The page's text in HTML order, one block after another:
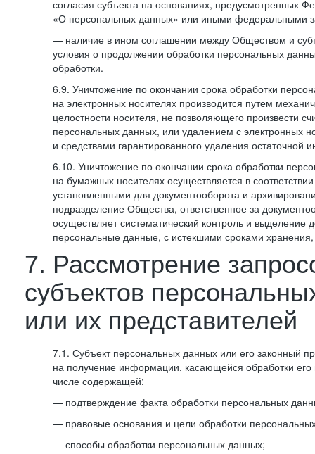
согласия субъекта на основаниях, предусмотренных
«О персональных данных» или иными федеральными
— наличие в ином соглашении между Обществом и
условия о продолжении обработки персональных
обработки.
6.9. Уничтожение по окончании срока обработки
на электронных носителях производится путем
целостности носителя, не позволяющего произвести
персональных данных, или удалением с электронных
и средствами гарантированного удаления остаточной
6.10. Уничтожение по окончании срока обработки
на бумажных носителях осуществляется в
установленными для документооборота и
подразделение Общества, ответственное за
осуществляет систематический контроль и выделение
персональные данные, с истекшими сроками
7. Рассмотрение
субъектов
или их представителей
7.1. Субъект персональных данных или его законный
на получение информации, касающейся обработки
числе содержащей:
— подтверждение факта обработки персональных
— правовые основания и цели обработки
— способы обработки персональных данных;